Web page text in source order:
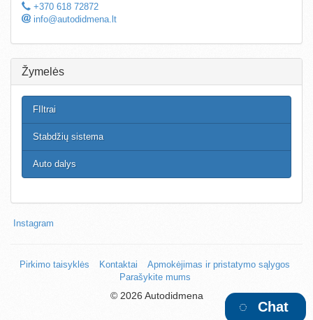
+370 618 72872
info@autodidmena.lt
Žymelės
FIltrai
Stabdžių sistema
Auto dalys
Instagram
Pirkimo taisyklės Kontaktai
Apmokėjimas ir pristatymo sąlygos
Parašykite mums
© 2026 Autodidmena
Chat